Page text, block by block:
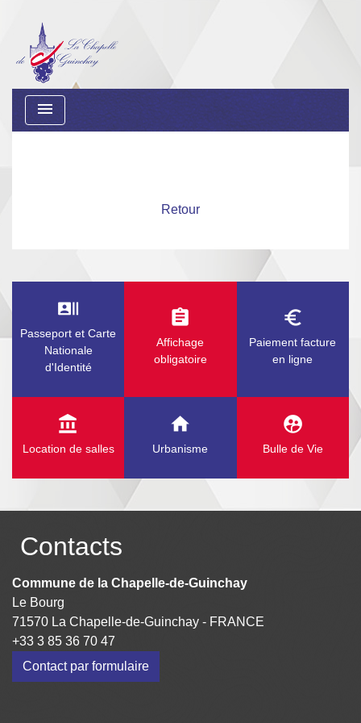
menu
Retour
recent_actors
Passeport et Carte
Nationale
d'Identité
assignment
Affichage
obligatoire
euro_symbol
Paiement facture
en ligne
account_balance
Location de salles
home
Urbanisme
supervised_user_circle
Bulle de Vie
Contacts
Commune de la Chapelle-de-Guinchay
Le Bourg
71570 La Chapelle-de-Guinchay - FRANCE
+33 3 85 36 70 47
Contact par formulaire